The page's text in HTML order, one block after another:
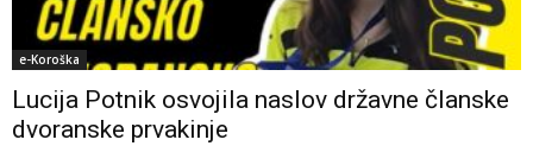
e-Koroška
Lucija Potnik osvojila naslov državne članske
dvoranske prvakinje